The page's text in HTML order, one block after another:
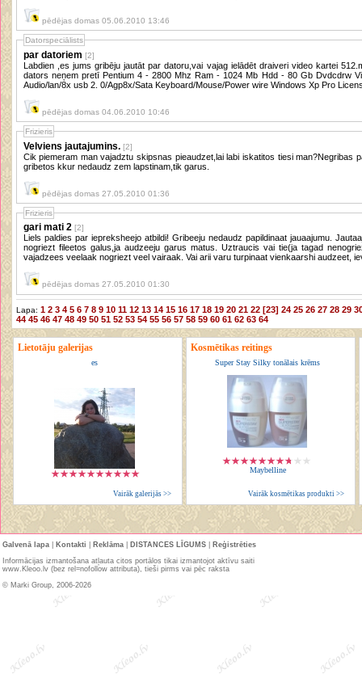
pēdējas domas 05.06.2010 13:46
Datorspeciālists
par datoriem [2]
Labdien ,es jums gribēju jautāt par datoru,vai vajag ielādēt draiveri video kartei 512.mb ?? jo savādāk man daudzas spēles
dators neņem pretī Pentium 4 - 2800 Mhz Ram - 1024 Mb Hdd - 80 Gb Dvdcdrw
Audio/lan/8x usb 2. 0/Agp8x/Sata Keyboard/Mouse/Power wire Windows Xp Pro
pēdējas domas 04.06.2010 10:46
Frizieris
Velviens jautajumins. [2]
Cik piemeram man vajadztu skipsnas pieaudzet,lai labi iskatitos tiesi man?Negribas
gribetos kkur nedaudz zem lapstinam,tik garus.
pēdējas domas 27.05.2010 01:36
Frizieris
gari mati 2 [2]
Liels paldies par iepreksheejo atbildi! Gribeeju nedaudz papildinaat jauaajumu.
nogriezt fileetos galus,ja audzeeju garus matus. Uztraucis vai tie(ja tagad
vajadzees veelaak nogriezt veel vairaak. Vai arii varu turpinaat vienkaarshi audzeet,
pēdējas domas 27.05.2010 01:30
Lapa: 1 2 3 4 5 6 7 8 9 10 11 12 13 14 15 16 17 18 19 20 21 22 [23] 24 25 26 27 28 29
44 45 46 47 48 49 50 51 52 53 54 55 56 57 58 59 60 61 62 63 64
Lietotāju galerijas
es
Vairāk galerijās >>
Kosmētikas reitings
Super Stay Silky tonālais krēms
Maybelline
Vairāk kosmētikas produkti >>
Galvenā lapa Kontakti Reklāma DISTANCES LĪGUMS
Reģistrēties
Informācijas izmantošana atļauta citos portālos tikai izmantojot aktīvu saiti
www.Kleoo.lv (bez rel=nofollow attributa), tieši pirms vai pēc raksta
© Marki Group, 2006-2026